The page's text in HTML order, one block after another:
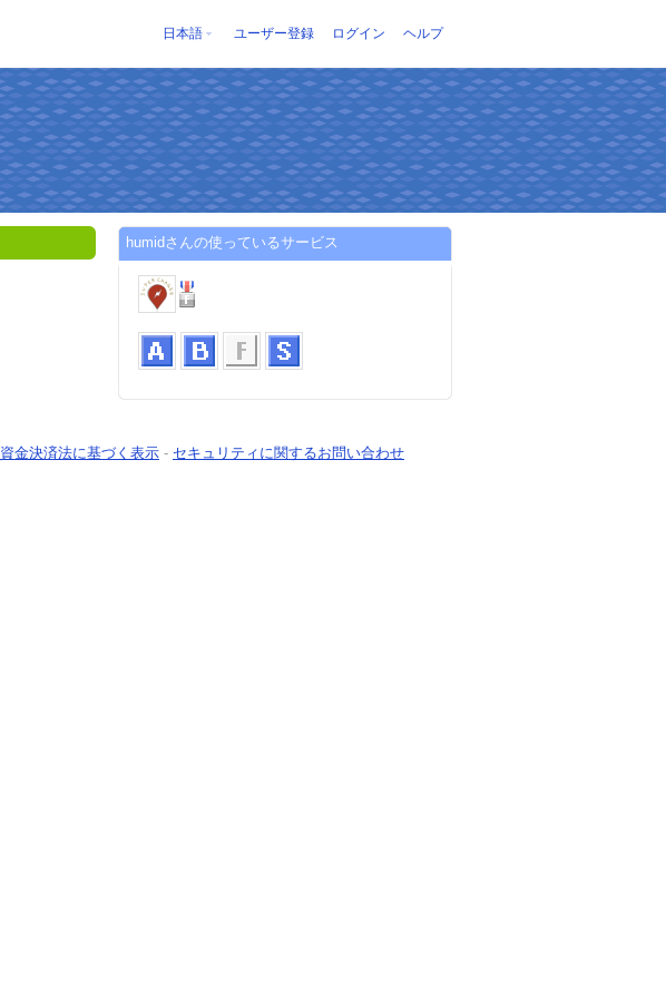
日本語 ユーザー登録 ログイン ヘルプ
humidさんの使っているサービス
資金決済法に基づく表示 - セキュリティに関するお問い合わせ